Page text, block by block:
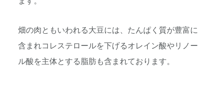
畑の肉ともいわれる大豆には、たんぱく質が豊富に
含まれコレステロールを下げるオレイン酸やリノー
ル酸を主体とする脂肪も含まれております。